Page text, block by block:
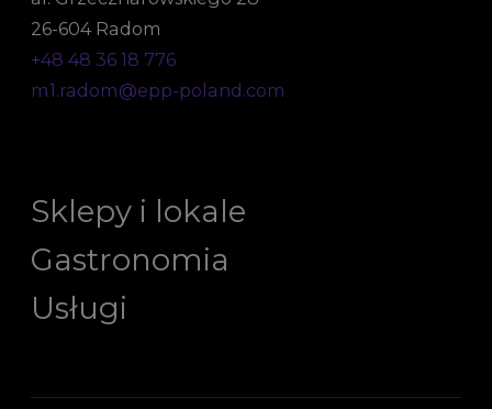
26-604 Radom
+48 48 36 18 776
m1.radom@epp-poland.com
Sklepy i lokale
Gastronomia
Usługi